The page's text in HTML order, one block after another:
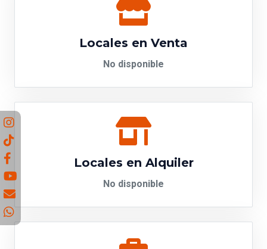
Locales en Venta
No disponible
Locales en Alquiler
No disponible